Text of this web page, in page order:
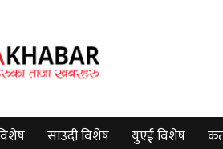
साउदी विशेष युएई विशेष